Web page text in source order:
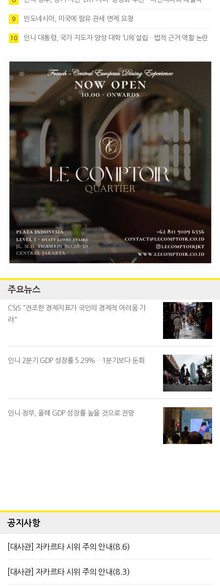
9 인도네시아, 미국에 팜유 관세 면제 요청
10 인니 대통령, 국가 지도자 양성 대학 ‘URI’설립…법적 근거·역할 논란
주요뉴스
CSIS "견조한 경제지표가 국민의 경제적 어려움 가
려"
인니 2분기 GDP 성장률 5.29%…1분기보다 둔화
인니 정부, 올해 GDP 성장률 높을 것으로 전망
공지사항
[대사관] 자카르타 시위 주의 안내(8.6)
[대사관] 자카르타 시위 주의 안내(8.3)